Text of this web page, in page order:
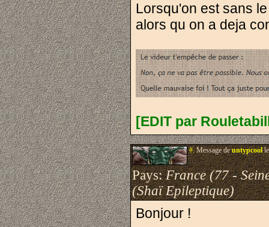
Lorsqu'on est sans
alors qu on a deja
[EDIT par
#.Message deuntypcoolle
Pays:France (77 -
(Shaï Epileptique)
Bonjour !